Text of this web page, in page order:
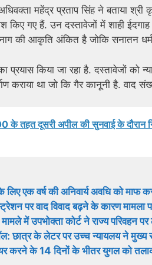
महेंद्र प्रताप सिंह ने बताया
किए गए हैं. उन दस्तावेजों में शाही
की आकृति अंकित है जोकि सनातन
किया जा रहा है. दस्तावेजों
कराया था जो कि गैर कानूनी है. वाद
के तहत दूसरी अपील की सुनवाई के दौरान
एक वर्ष की अनिवार्य अवधि को माफ
पर वाद विवाद बढ़ने के कारण मामला
में उपभोक्ता कोर्ट ने राज्य परिवहन पर
छात्र के लेटर पर उच्च न्यायलय ने मुख्य
करने के 14 दिनों के भीतर युगल को